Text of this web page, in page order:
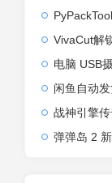
VivaCut解锁
电脑 USB
闲鱼自动
战神引擎传奇手游【大唐冰
弹弹岛 2 新年贺岁优